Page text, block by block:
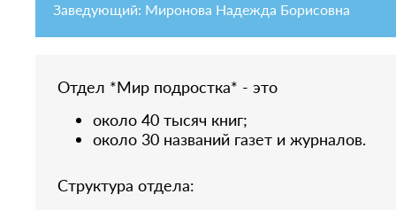
Заведующий: Миронова Надежда Борисовна
Отдел *Мир подростка* - это
около 40 тысяч книг;
около 30 названий газет и журналов.
Структура отдела: